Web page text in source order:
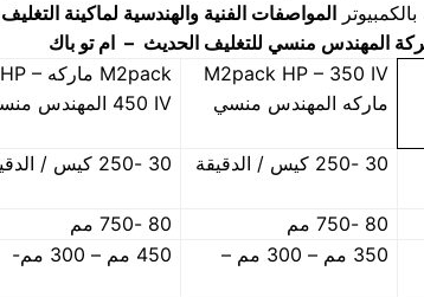
المواصفات الفنية والهندسية لماكينة
المهندس منسي للتغليف الحديث – ام تو باك
M2pack HP – 350 IV
ماركه المهندس منسي
M2pack ماركه HP –
450 IV المهندس منسي
30 -250 كيس / الدقيقة 30 -250 كيس / الدقيقة
80 -750 مم 80 -750 مم
350 مم – 300 مم – 450 مم – 300 مم-